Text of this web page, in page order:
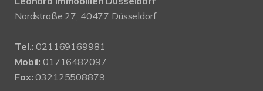
Nordstraße 27, 40477 Düsseldorf
Tel.: 021169169981
Mobil: 01716482097
Fax: 032125508879